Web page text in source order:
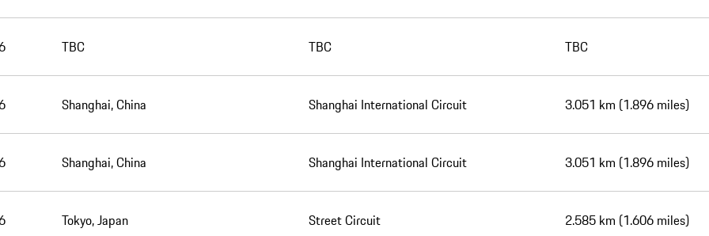
TBC TBC TBC
Shanghai, China Shanghai International Circuit 3.051 km (1.896 miles)
Shanghai, China Shanghai International Circuit 3.051 km (1.896 miles)
Tokyo, Japan Street Circuit 2.585 km (1.606 miles)